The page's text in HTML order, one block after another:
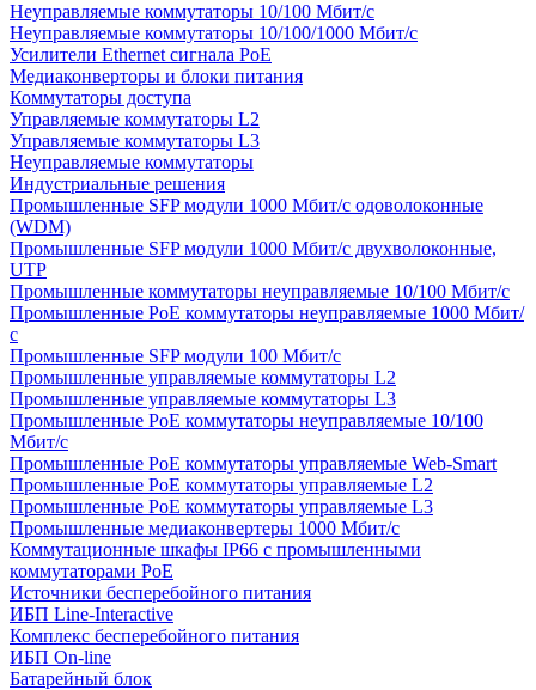
Неуправляемые коммутаторы 10/100 Мбит/с
Неуправляемые коммутаторы 10/100/1000 Мбит/с
Усилители Ethernet сигнала PoE
Медиаконверторы и блоки питания
Коммутаторы доступа
Управляемые коммутаторы L2
Управляемые коммутаторы L3
Неуправляемые коммутаторы
Индустриальные решения
Промышленные SFP модули 1000 Мбит/c одоволоконные
(WDM)
Промышленные SFP модули 1000 Мбит/c двухволоконные,
UTP
Промышленные коммутаторы неуправляемые 10/100 Мбит/с
Промышленные PoE коммутаторы неуправляемые 1000 Мбит/
с
Промышленные SFP модули 100 Мбит/c
Промышленные управляемые коммутаторы L2
Промышленные управляемые коммутаторы L3
Промышленные PoE коммутаторы неуправляемые 10/100
Мбит/с
Промышленные PoE коммутаторы управляемые Web-Smart
Промышленные PoE коммутаторы управляемые L2
Промышленные PoE коммутаторы управляемые L3
Промышленные медиаконвертеры 1000 Мбит/с
Коммутационные шкафы IP66 c промышленными
коммутаторами PoE
Источники бесперебойного питания
ИБП Line-Interactive
Комплекс бесперебойного питания
ИБП On-line
Батарейный блок